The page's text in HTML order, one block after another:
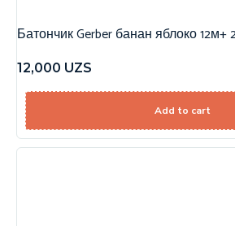
Батончик Gerber банан яблоко 12м+
12,000 UZS
Add to cart